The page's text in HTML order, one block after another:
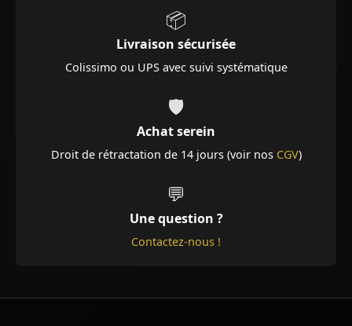
📦
Livraison sécurisée
Colissimo ou UPS avec suivi systématique
🛡️
Achat serein
Droit de rétractation de 14 jours (voir nos CGV)
💬
Une question ?
Contactez-nous !